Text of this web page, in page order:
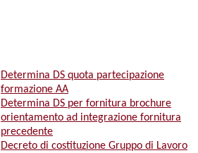
Determina DS quota partecipazione
formazione AA
Determina DS per fornitura brochure
orientamento ad integrazione fornitura
precedente
Decreto di costituzione Gruppo di Lavoro